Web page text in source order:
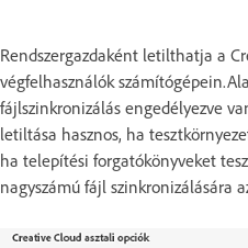
Rendszergazdaként letilthatja a
végfelhasználók
fájlszinkronizálás engedélyezve
letiltása hasznos, ha
ha telepítési forgatókönyveket
nagyszámú fájl szinkronizálására